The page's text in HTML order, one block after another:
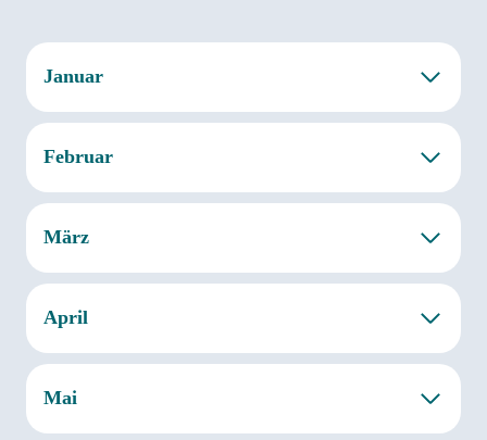
Januar
Februar
März
April
Mai